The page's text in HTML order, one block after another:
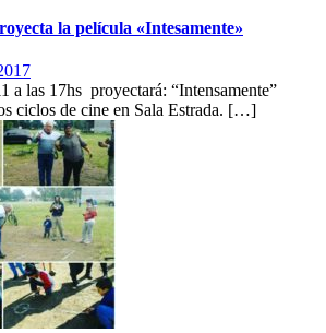
la película «Intesamente»
a las 17hs proyectará: “Intensamente”
ciclos de cine en Sala Estrada. […]